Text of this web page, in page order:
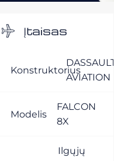
Įtaisas
Konstruktorius
DASSAULT
AVIATION
Modelis
FALCON
8X
Ilgųjų